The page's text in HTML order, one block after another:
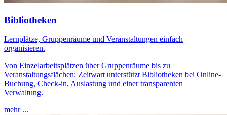
Bibliotheken
Lernplätze, Gruppenräume und Veranstaltungen einfach
organisieren.
Von Einzelarbeitsplätzen über Gruppenräume bis zu
Veranstaltungsflächen: Zeitwart unterstützt Bibliotheken bei Online-
Buchung, Check-in, Auslastung und einer transparenten
Verwaltung.
mehr ...